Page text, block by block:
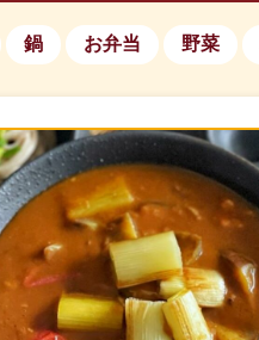
鍋 お弁当 野菜